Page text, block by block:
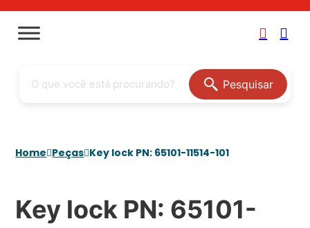
Pesquisar
Home Peças Key lock PN: 65101-11514-101
Key lock PN: 65101-